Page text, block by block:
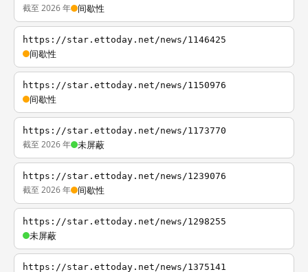
截至 2026 年 间歇性
https://star.ettoday.net/news/1146425
间歇性
https://star.ettoday.net/news/1150976
间歇性
https://star.ettoday.net/news/1173770
截至 2026 年 未屏蔽
https://star.ettoday.net/news/1239076
截至 2026 年 间歇性
https://star.ettoday.net/news/1298255
未屏蔽
https://star.ettoday.net/news/1375141